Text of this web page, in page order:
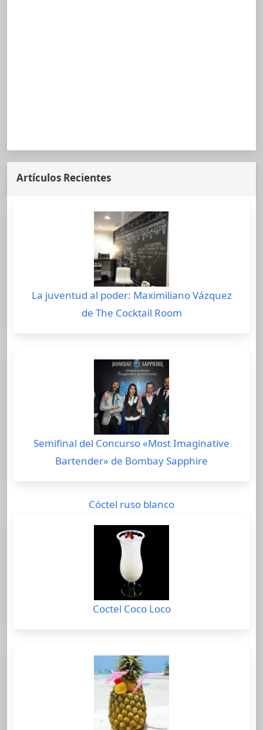
Artículos Recientes
La juventud al poder: Maximiliano Vázquez
de The Cocktail Room
Semifinal del Concurso «Most Imaginative
Bartender» de Bombay Sapphire
Cóctel ruso blanco
Coctel Coco Loco